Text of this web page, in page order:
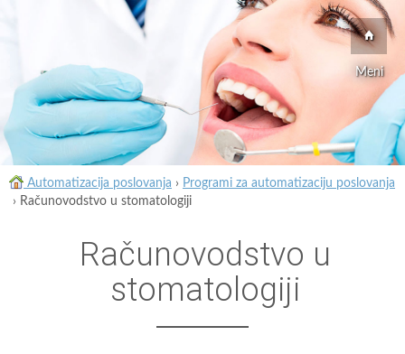
Meni
Automatizacija poslovanja › Programi za automatizaciju poslovanja
› Računovodstvo u stomatologiji
Računovodstvo u
stomatologiji